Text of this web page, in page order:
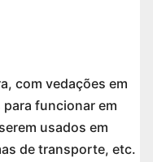
com vedações em
funcionar em
usados em
de transporte, etc.